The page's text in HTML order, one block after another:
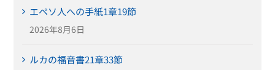
エペソ人への手紙1章19節
2026年8月6日
ルカの福音書21章33節